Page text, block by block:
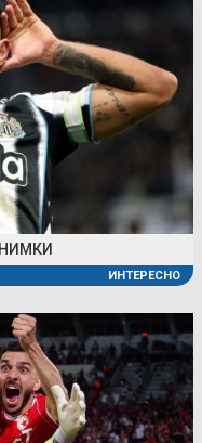
ИНТЕРЕСНО